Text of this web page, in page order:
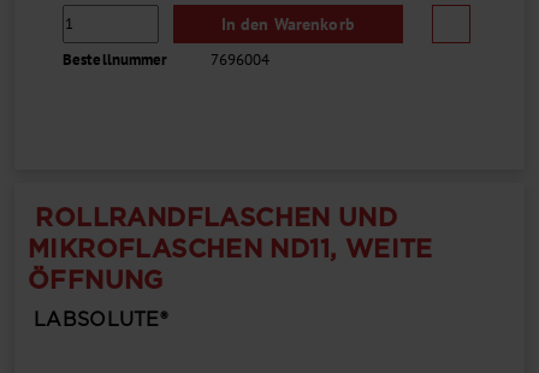
In den Warenkorb
Bestellnummer 7696004
ROLLRANDFLASCHEN UND
MIKROFLASCHEN ND11, WEITE
ÖFFNUNG
LABSOLUTE®